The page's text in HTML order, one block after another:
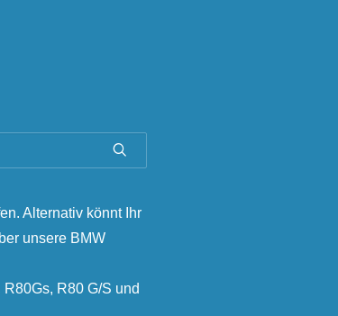
Alternativ könnt Ihr
unsere BMW
R80 G/S und